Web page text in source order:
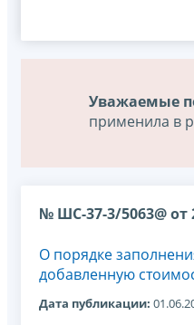
Уважаемые
применила в
№ ШС-37-3/5063@ от
О порядке
добавленную
Дата публикации: